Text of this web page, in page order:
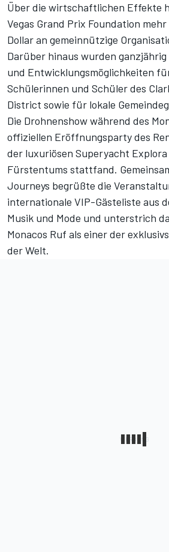
Über die wirtschaftlichen Effekte
Vegas Grand Prix Foundation
Dollar an gemeinnützige
Darüber hinaus wurden
und Entwicklungsmöglichkeiten
Schülerinnen und Schüler des
District sowie für lokale
Die Drohnenshow während des
offiziellen Eröffnungsparty des
der luxuriösen Superyacht Explora
Fürstentums stattfand.
Journeys begrüßte die
internationale VIP-Gästeliste aus
Musik und Mode und unterstrich
Monacos Ruf als einer der
der Welt.